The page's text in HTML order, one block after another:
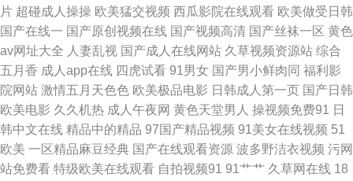
在线 欧亚一本视频 四虎视屏 影音先锋青青草 www东京热 国产av原创 激情
影院A片 蜜芽成人网站 日本国产精品三级 影音先锋三级 变态91 国产天天干
天天色 免费一卡二卡 熟女人妻影音先锋 伊人影院大香蕉 99超碰最新地址 大
香蕉久草 精东91 欧美偷拍色图 色色丁香五月婷婷 一区二区网站 91人妻人妻
超碰想玩玩 久草福利导航官网 日韩AV操 亚洲伪娘av网站 97午夜福利影院
片 超碰成人操操 欧美猛交视频 西瓜影院在线观看 欧美做受日韩
国产在线一 国产原创视频在线 国产视频高清 国产丝袜一区 黄色
av网址大全 人妻乱视 国产成人在线网站 久草视频资源站 综合
五月香 成人app在线 四虎试看 91男女 国产男小鲜肉同 福利影
院网站 激情五月天色色 欧美极品电影 日韩成人第一页 国产日韩
欧美电影 久久机热 成人午夜网 黄色天堂男人 操视频免费91 日
韩中文在线 精品中的精品 97国产精品视频 91美女在线视频 51
欧美 一区精品麻豆经典 国产在线观看资源 波多野洁衣视频 污网
站免费看 特级欧美在线观看 自拍视频91 91艹艹 久草网在线 18